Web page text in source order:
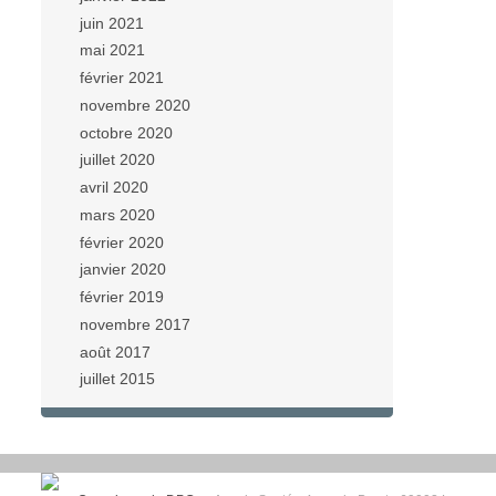
juin 2021
mai 2021
février 2021
novembre 2020
octobre 2020
juillet 2020
avril 2020
mars 2020
février 2020
janvier 2020
février 2019
novembre 2017
août 2017
juillet 2015